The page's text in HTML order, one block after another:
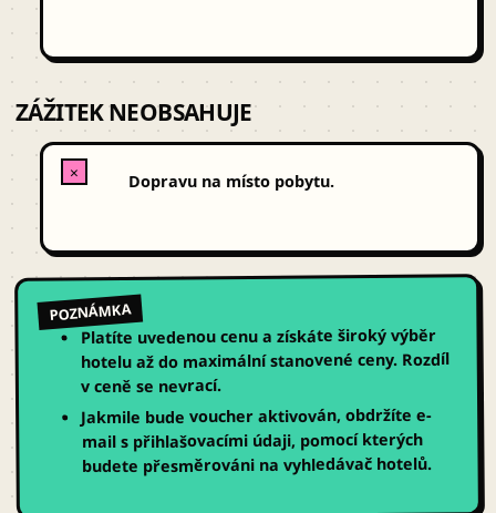
ZÁŽITEK NEOBSAHUJE
✕ Dopravu na místo pobytu.
POZNÁMKA
Platíte uvedenou cenu a získáte široký výběr
hotelu až do maximální stanovené ceny. Rozdíl
v ceně se nevrací.
Jakmile bude voucher aktivován, obdržíte e-
mail s přihlašovacími údaji, pomocí kterých
budete přesměrováni na vyhledávač hotelů.